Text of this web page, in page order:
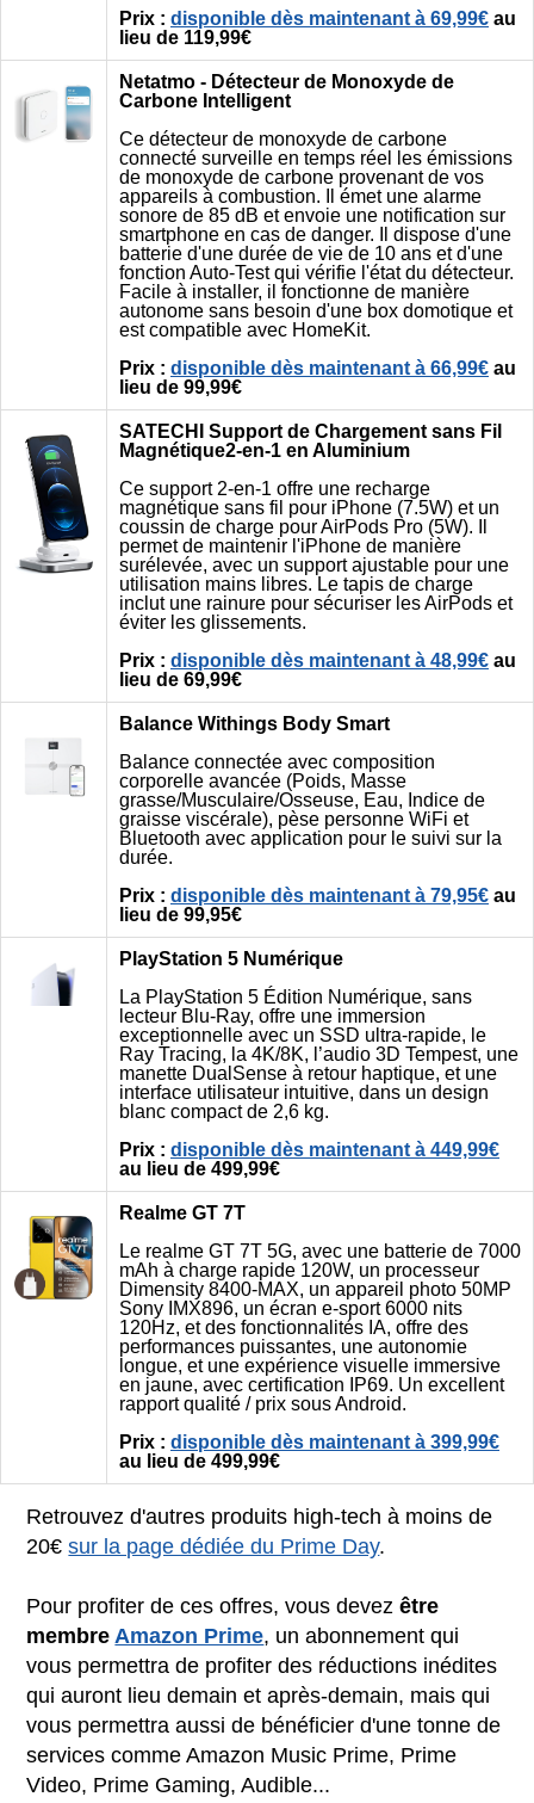
Prix : disponible dès maintenant à 69,99€ au
lieu de 119,99€
Netatmo - Détecteur de Monoxyde de
Carbone Intelligent
Ce détecteur de monoxyde de carbone
connecté surveille en temps réel les émissions
de monoxyde de carbone provenant de vos
appareils à combustion. Il émet une alarme
sonore de 85 dB et envoie une notification sur
smartphone en cas de danger. Il dispose d'une
batterie d'une durée de vie de 10 ans et d'une
fonction Auto-Test qui vérifie l'état du détecteur.
Facile à installer, il fonctionne de manière
autonome sans besoin d'une box domotique et
est compatible avec HomeKit.
Prix : disponible dès maintenant à 66,99€ au
lieu de 99,99€
SATECHI Support de Chargement sans Fil
Magnétique2-en-1 en Aluminium
Ce support 2-en-1 offre une recharge
magnétique sans fil pour iPhone (7.5W) et un
coussin de charge pour AirPods Pro (5W). Il
permet de maintenir l'iPhone de manière
surélevée, avec un support ajustable pour une
utilisation mains libres. Le tapis de charge
inclut une rainure pour sécuriser les AirPods et
éviter les glissements.
Prix : disponible dès maintenant à 48,99€ au
lieu de 69,99€
Balance Withings Body Smart
Balance connectée avec composition
corporelle avancée (Poids, Masse
grasse/Musculaire/Osseuse, Eau, Indice de
graisse viscérale), pèse personne WiFi et
Bluetooth avec application pour le suivi sur la
durée.
Prix : disponible dès maintenant à 79,95€ au
lieu de 99,95€
PlayStation 5 Numérique
La PlayStation 5 Édition Numérique, sans
lecteur Blu-Ray, offre une immersion
exceptionnelle avec un SSD ultra-rapide, le
Ray Tracing, la 4K/8K, l’audio 3D Tempest, une
manette DualSense à retour haptique, et une
interface utilisateur intuitive, dans un design
blanc compact de 2,6 kg.
Prix : disponible dès maintenant à 449,99€
au lieu de 499,99€
Realme GT 7T
Le realme GT 7T 5G, avec une batterie de 7000
mAh à charge rapide 120W, un processeur
Dimensity 8400-MAX, un appareil photo 50MP
Sony IMX896, un écran e-sport 6000 nits
120Hz, et des fonctionnalités IA, offre des
performances puissantes, une autonomie
longue, et une expérience visuelle immersive
en jaune, avec certification IP69. Un excellent
rapport qualité / prix sous Android.
Prix : disponible dès maintenant à 399,99€
au lieu de 499,99€
Retrouvez d'autres produits high-tech à moins de
20€sur la page dédiée du Prime Day.
Pour profiter de ces offres, vous devezêtre
membre Amazon Prime, un abonnement qui
vous permettra de profiter des réductions inédites
qui auront lieu demain et après-demain, mais qui
vous permettra aussi de bénéficier d'une tonne de
services comme Amazon Music Prime, Prime
Video, Prime Gaming, Audible...